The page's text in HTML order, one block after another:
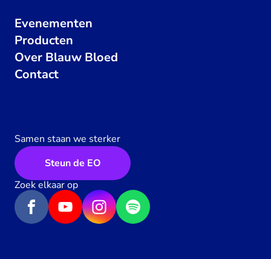
Evenementen
Producten
Over Blauw Bloed
Contact
Samen staan we sterker
Steun de EO
Zoek elkaar op